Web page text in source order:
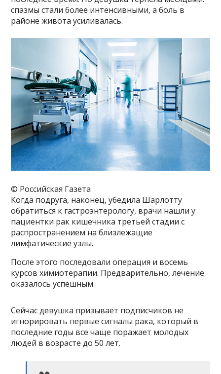
спазмы стали более интенсивными, а боль в
районе живота усиливалась.
© Российская Газета
Когда подруга, наконец, убедила Шарлотту
обратиться к гастроэнтерологу, врачи нашли у
пациентки рак кишечника третьей стадии с
распространением на близлежащие
лимфатические узлы.
После этого последовали операция и восемь
курсов химиотерапии. Предварительно, лечение
оказалось успешным.
Сейчас девушка призывает подписчиков не
игнорировать первые сигналы рака, который в
последние годы все чаще поражает молодых
людей в возрасте до 50 лет.